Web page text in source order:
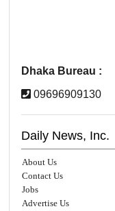
Dhaka Bureau :
09696909130
Daily News, Inc.
About Us
Contact Us
Jobs
Advertise Us